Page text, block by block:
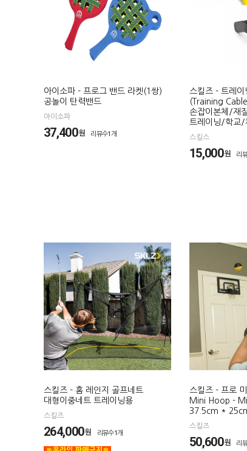
아이소파 - 프로그 밴드 라켓(1쌍)
공놀이 탄력밴드
아이소파
37,400원 리뷰수1개
스킬즈 - 트레이
(Training
손잡이본체/재
트레이닝/학교/
스킬스
15,000원 리
스킬즈 - 홈 레인지 골프네트
대형이중네트 트레이닝용
스킬즈
264,000원 리뷰수1개
스킬즈 - 프로
Mini Hoop -
37.5cm *
스킬즈
50,600원 리